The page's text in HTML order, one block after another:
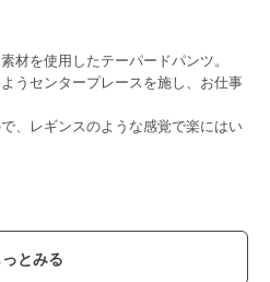
材を使用したテーパードパンツ。
うセンタープレースを施し、お仕事
、レギンスのような感覚で楽にはい